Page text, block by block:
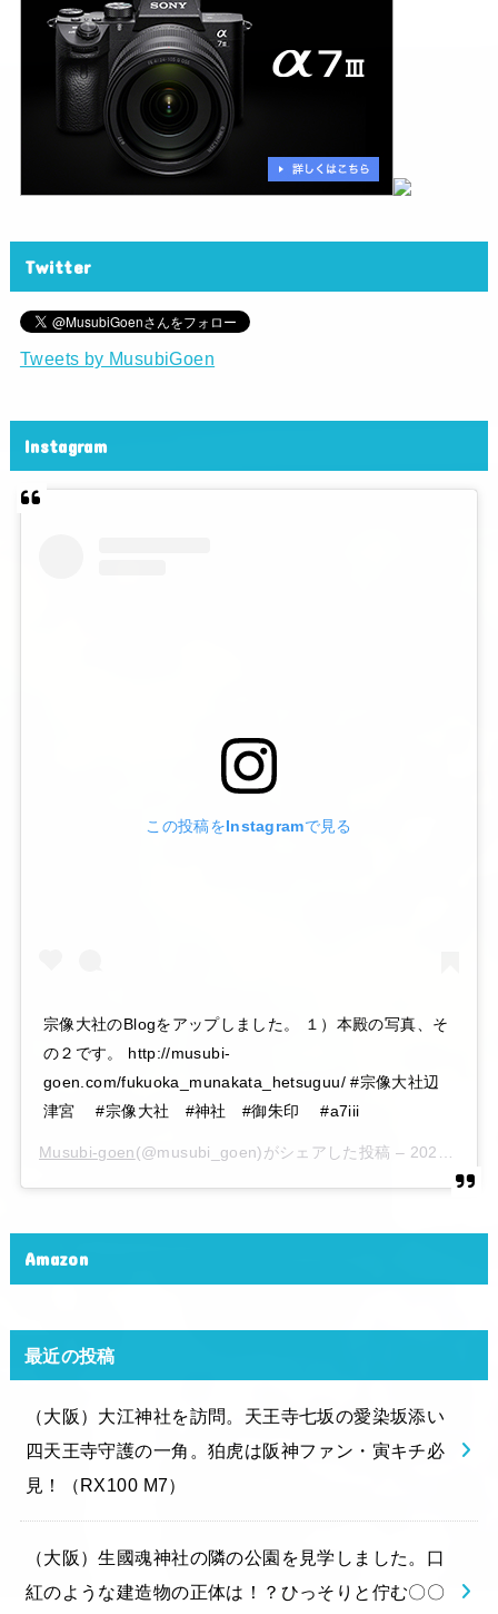
Twitter
Tweets by MusubiGoen
Instagram
この投稿をInstagramで見る
宗像大社のBlogをアップしました。 １）本殿の写真、そ
の２です。 http://musubi-
goen.com/fukuoka_munakata_hetsuguu/ #宗像大社辺
津宮 #宗像大社 #神社 #御朱印 #a7iii
Musubi-goen(@musubi_goen)がシェアした投稿 – 2020年 6月月6日午後10時15分PDT
Amazon
最近の投稿
（大阪）大江神社を訪問。天王寺七坂の愛染坂添い
四天王寺守護の一角。狛虎は阪神ファン・寅キチ必
見！（RX100 M7）
（大阪）生國魂神社の隣の公園を見学しました。口
紅のような建造物の正体は！？ひっそりと佇む〇〇